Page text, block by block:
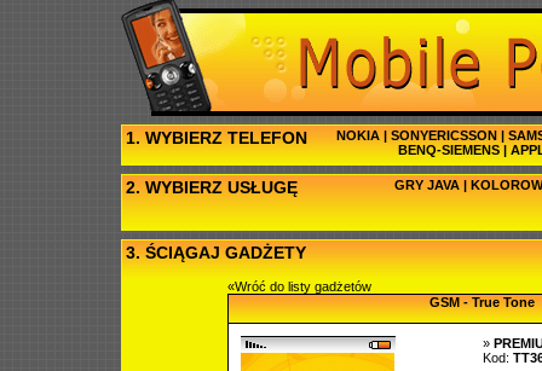
1. WYBIERZ TELEFON NOKIA | SONYERICSSON |
BENQ-SIEMENS |
2. WYBIERZ USŁUGĘ GRY JAVA |
3. ŚCIĄGAJ GADŻETY
«Wróć do listy gadżetów
GSM - True Tone
»
Kod: